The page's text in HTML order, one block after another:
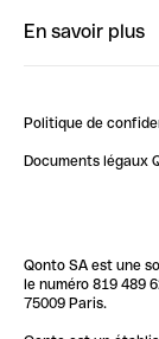
ClubQonto
Impact de l'IA
En savoir plus
Blog
Newsroom
Glossaire
Politique de
Documents légaux
Qonto SA est une
le numéro 819 489
75009 Paris.